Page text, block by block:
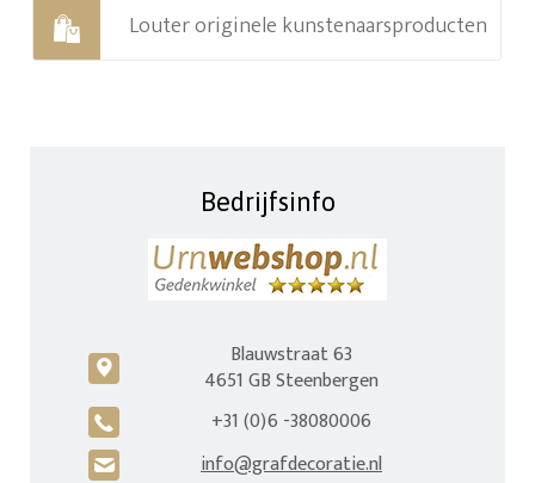
Louter originele kunstenaarsproducten
Bedrijfsinfo
c
Blauwstraat 63
4651 GB Steenbergen
A +31 (0)6 -38080006
H info@grafdecoratie.nl